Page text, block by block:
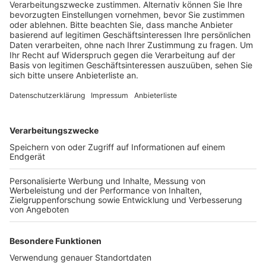
Veröffentlicht:Montag, 11.02.2019 17:39
Anzeige
In zwei Wochen wird dann ein Spezialbohrgerät nach
werden die Entkernungsarbeiten im historischen
Gebäude abgeschlossen sein. Dann wird der Keller bis
auf den Kellerboden abgerissen. Im Juni sollen dann
die Arbeiten am Rohbau beginnen. Wer wissen möchte,
wie weit der Fortschritt bei der Baustelle ist, findet
auf der Internetseite von Brühl eine Webcam, aktuelle
Informationen und einen Zeitplan.
Anzeige